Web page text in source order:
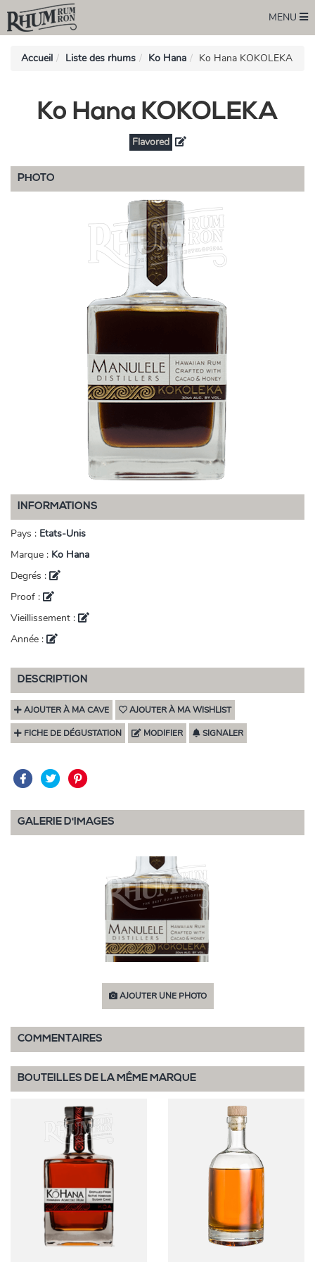
MENU
Accueil Liste des rhums Ko Hana Ko Hana KOKOLEKA
Ko Hana KOKOLEKA
Flavored
PHOTO
INFORMATIONS
Pays : Etats-Unis
Marque : Ko Hana
Degrés :
Proof :
Vieillissement :
Année :
DESCRIPTION
AJOUTER À MA CAVE AJOUTER À MA WISHLIST
FICHE DE DÉGUSTATION MODIFIER SIGNALER
GALERIE D'IMAGES
AJOUTER UNE PHOTO
COMMENTAIRES
BOUTEILLES DE LA MÊME MARQUE